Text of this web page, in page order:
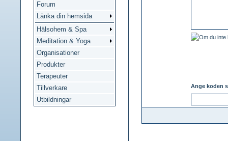
Forum
Länka din hemsida
Hälsohem & Spa
Meditation & Yoga
Organisationer
Produkter
Terapeuter
Tillverkare
Utbildningar
Ange koden